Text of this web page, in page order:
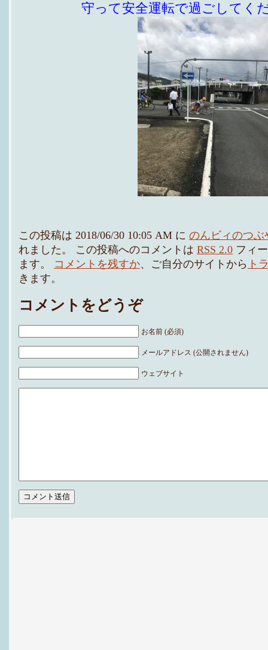
守って安全運転で過ごしてく
この投稿は 2018/06/30 10:05 AM に のんビィのつぶ
れました。 この投稿へのコメントは RSS 2.0 フィ
ます。 コメントを残すか、ご自分のサイトから ト
きます。
コメントをどうぞ
お名前 (必須)
メールアドレス (公開されません)
ウェブサイト